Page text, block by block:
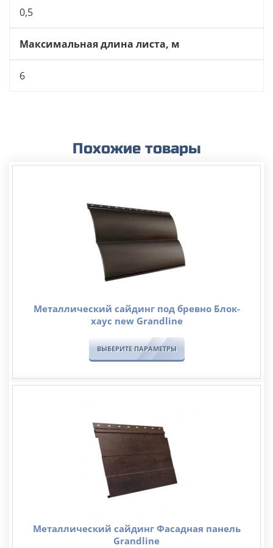
0,5
Максимальная длина листа, м
6
Похожие товары
Металлический сайдинг под бревно Блок-
хаус new Grandline
ВЫБЕРИТЕ ПАРАМЕТРЫ
Металлический сайдинг Фасадная панель
Grandline